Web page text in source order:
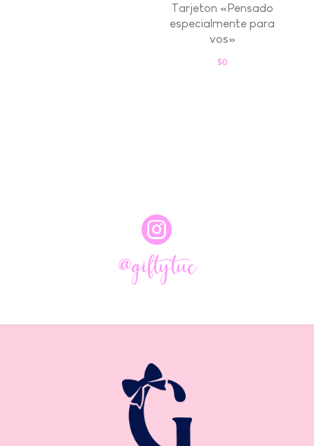
Tarjeton «Pensado
especialmente para
vos»
$0

@giftytuc